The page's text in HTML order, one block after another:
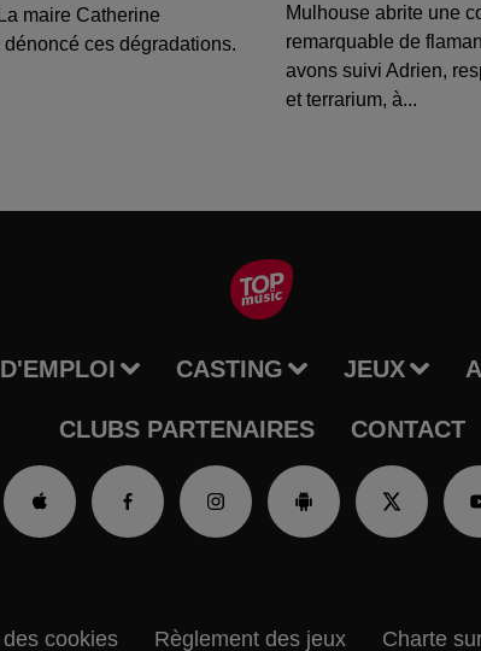
maire Catherine
dénoncé ces dégradations.
Mulhouse abrite une
remarquable de
avons suivi Adrien,
et terrarium, à...
CASTING JEUX
CLUBS PARTENAIRES CONTACT
cookies Règlement des jeux Charte